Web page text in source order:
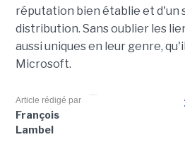
réputation bien établie et d'un
distribution. Sans oublier les
aussi uniques en leur genre,
Microsoft.
Article rédigé par
François
Lambel